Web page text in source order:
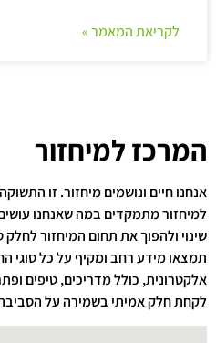
לקריאת המאמר »
המרכז למיחזור
אנחנו חיים ונושמים מיחזור. זו
למיחזור מתמקדים במה שאנחנו
שינוי ולהפוך את תחום המיחזור לחלק
תמצאו מידע רחב ומקיף על כל סוגי
אלקטרונית, כולל מדריכים, טיפים
לקחת חלק אמיתי בשמירה על